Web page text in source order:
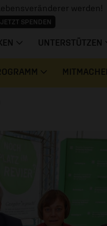
werden!
JETZT SPENDEN
UNTERSTÜTZEN